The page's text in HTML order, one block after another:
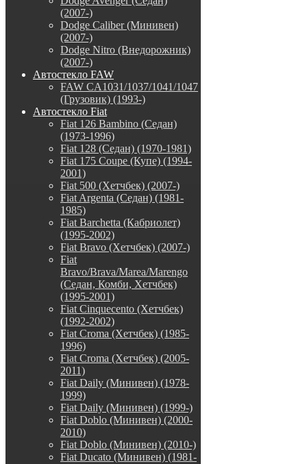
(2007-)
Dodge Caliber (Минивен)
(2007-)
Dodge Nitro (Внедорожник)
(2007-)
Автостекло FAW
FAW CA1031/1037/1041/1047
(Грузовик) (1993-)
Автостекло Fiat
Fiat 126 Bambino (Седан)
(1973-1996)
Fiat 128 (Седан) (1970-1981)
Fiat 175 Coupe (Купе) (1994-
2001)
Fiat 500 (Хетчбек) (2007-)
Fiat Argenta (Седан) (1981-
1985)
Fiat Barchetta (Кабриолет)
(1995-2002)
Fiat Bravo (Хетчбек) (2007-)
Fiat
Bravo/Brava/Marea/Marengo
(Седан, Комби, Хетчбек)
(1995-2001)
Fiat Cinquecento (Хетчбек)
(1992-2002)
Fiat Croma (Хетчбек) (1985-
1996)
Fiat Croma (Хетчбек) (2005-
2011)
Fiat Daily (Минивен) (1978-
1999)
Fiat Daily (Минивен) (1999-)
Fiat Doblo (Минивен) (2000-
2010)
Fiat Doblo (Минивен) (2010-)
Fiat Ducato (Минивен) (1981-